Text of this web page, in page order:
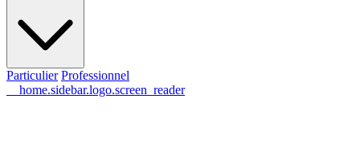
Particulier Professionnel
__home.sidebar.logo.screen_reader